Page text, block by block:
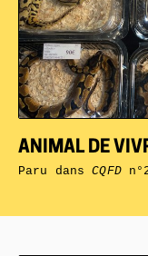
ANIMAL DE
Paru dansCQFD